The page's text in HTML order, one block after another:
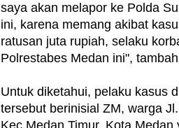
saya akan melapor ke Polda
ini, karena memang akibat
ratusan juta rupiah, selaku
Polrestabes Medan ini",
Untuk diketahui, pelaku kasus
tersebut berinisial ZM, warga
Kec.Medan Timur, Kota